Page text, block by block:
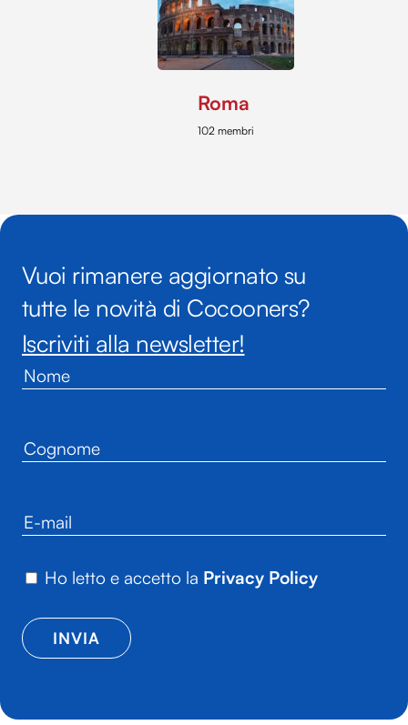
Roma
102 membri
Vuoi rimanere aggiornato su
tutte le novità di Cocooners?
Iscriviti alla newsletter!
Ho letto e accetto la Privacy Policy